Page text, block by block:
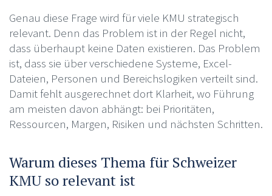
Genau diese Frage wird für viele KMU strategisch
relevant. Denn das Problem ist in der Regel nicht,
dass überhaupt keine Daten existieren. Das Problem
ist, dass sie über verschiedene Systeme, Excel-
Dateien, Personen und Bereichslogiken verteilt sind.
Damit fehlt ausgerechnet dort Klarheit, wo Führung
am meisten davon abhängt: bei Prioritäten,
Ressourcen, Margen, Risiken und nächsten Schritten.
Warum dieses Thema für Schweizer
KMU so relevant ist